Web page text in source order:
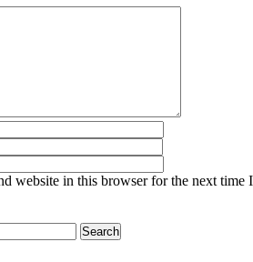
website in this browser for the next time I